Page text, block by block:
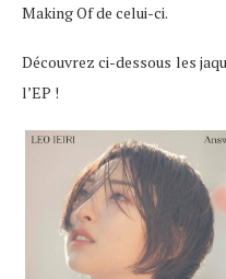
Making Of de celui-ci.
Découvrez ci-dessous les
l’EP !